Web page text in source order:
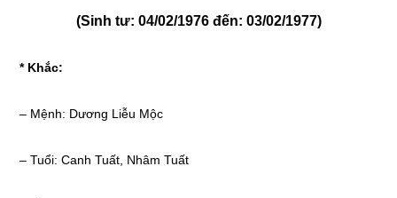
(Sinh tư: 04/02/1976 đến: 03/02/1977)
* Khắc:
– Mệnh: Dương Liễu Mộc
– Tuổi: Canh Tuất, Nhâm Tuất